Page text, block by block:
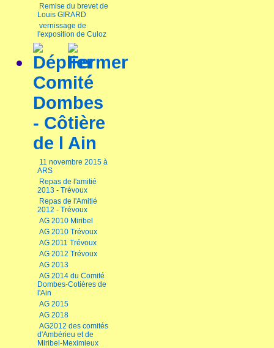
Remise du brevet de
Louis GIRARD
vernissage de
l'exposition de Culoz
Comité
Dombes
- Côtière
de l Ain
11 novembre 2015 à
ARS
Repas de l'amitié
2013 - Trévoux
Repas de l'Amitié
2012 - Trévoux
AG 2010 Miribel
AG 2010 Trévoux
AG 2011 Trévoux
AG 2012 Trévoux
AG 2013
AG 2014 du Comité
Dombes-Cotières de
l'Ain
AG 2015
AG 2018
AG2012 des comités
d'Ambérieu et de
Miribel-Meximieux